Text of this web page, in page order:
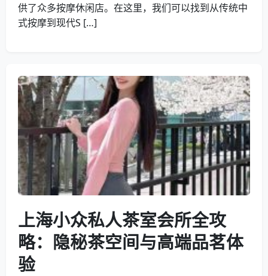
供了众多按摩休闲店。在这里，我们可以找到从传统中
式按摩到现代S […]
上海小众私人茶室会所全攻
略：隐秘茶空间与高端品茗体
验